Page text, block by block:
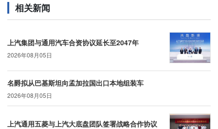
相关新闻
上汽集团与通用汽车合资协议延长至2047年
2026年08月05日
名爵拟从巴基斯坦向孟加拉国出口本地组装车
2026年08月05日
上汽通用五菱与上汽大底盘团队签署战略合作协议